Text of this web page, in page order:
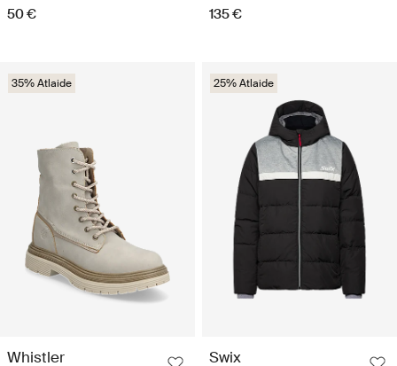
50 € 135 €
35% Atlaide
Whistler
25% Atlaide
Swix